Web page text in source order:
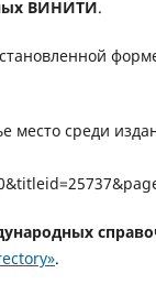
ВИНИТИ.
место среди
.